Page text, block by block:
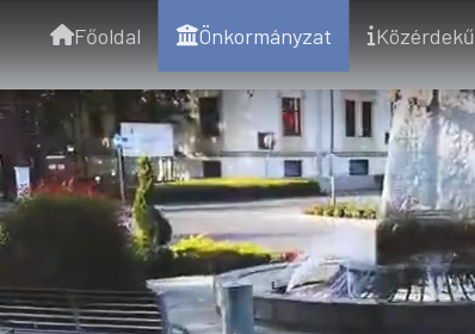
Főoldal Önkormányzat Közérdekű